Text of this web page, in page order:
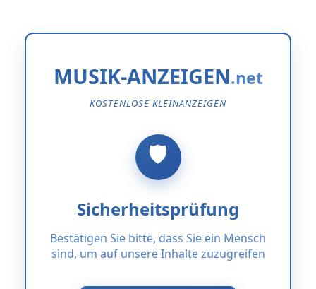
MUSIK-ANZEIGEN
KOSTENLOSE KLEINANZEIGEN
Sicherheitsprüfung
Bestätigen Sie bitte, dass Sie ein Mensch
sind, um auf unsere Inhalte zuzugreifen